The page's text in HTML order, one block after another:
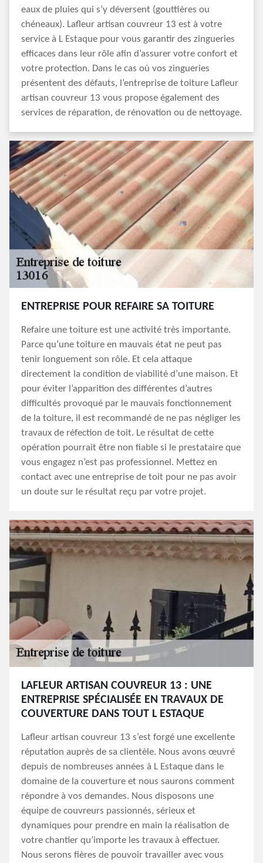
eaux de pluies qui s’y déversent (gouttières ou
chéneaux). Lafleur artisan couvreur 13 est à votre
service à L Estaque pour vous garantir des zingueries
efficaces dans leur rôle afin d’assurer votre confort et
votre protection. Dans le cas où vos zingueries
présentent des défauts, l’entreprise de toiture Lafleur
artisan couvreur 13 vous propose également des
services de réparation, de rénovation ou de nettoyage.
ENTREPRISE POUR REFAIRE SA TOITURE
Refaire une toiture est une activité très importante.
Parce qu’une toiture en mauvais état ne peut pas
tenir longuement son rôle. Et cela attaque
directement la condition de viabilité d’une maison. Et
pour éviter l’apparition des différentes d’autres
difficultés provoqué par le mauvais fonctionnement
de la toiture, il est recommandé de ne pas négliger les
travaux de réfection de toit. Le résultat de cette
opération pourrait être non fiable si le prestataire que
vous engagez n’est pas professionnel. Mettez en
contact avec une entreprise de toit pour ne pas avoir
un doute sur le résultat reçu par votre projet.
LAFLEUR ARTISAN COUVREUR 13 : UNE
ENTREPRISE SPÉCIALISÉE EN TRAVAUX DE
COUVERTURE DANS TOUT L ESTAQUE
Lafleur artisan couvreur 13 s’est forgé une excellente
réputation auprès de sa clientèle. Nous avons œuvré
depuis de nombreuses années à L Estaque dans le
domaine de la couverture et nous saurons comment
répondre à vos demandes. Nous disposons une
équipe de couvreurs passionnés, sérieux et
dynamiques pour prendre en main la réalisation de
votre chantier qu’importe les travaux à effectuer.
Nous serons fières de pouvoir travailler avec vous